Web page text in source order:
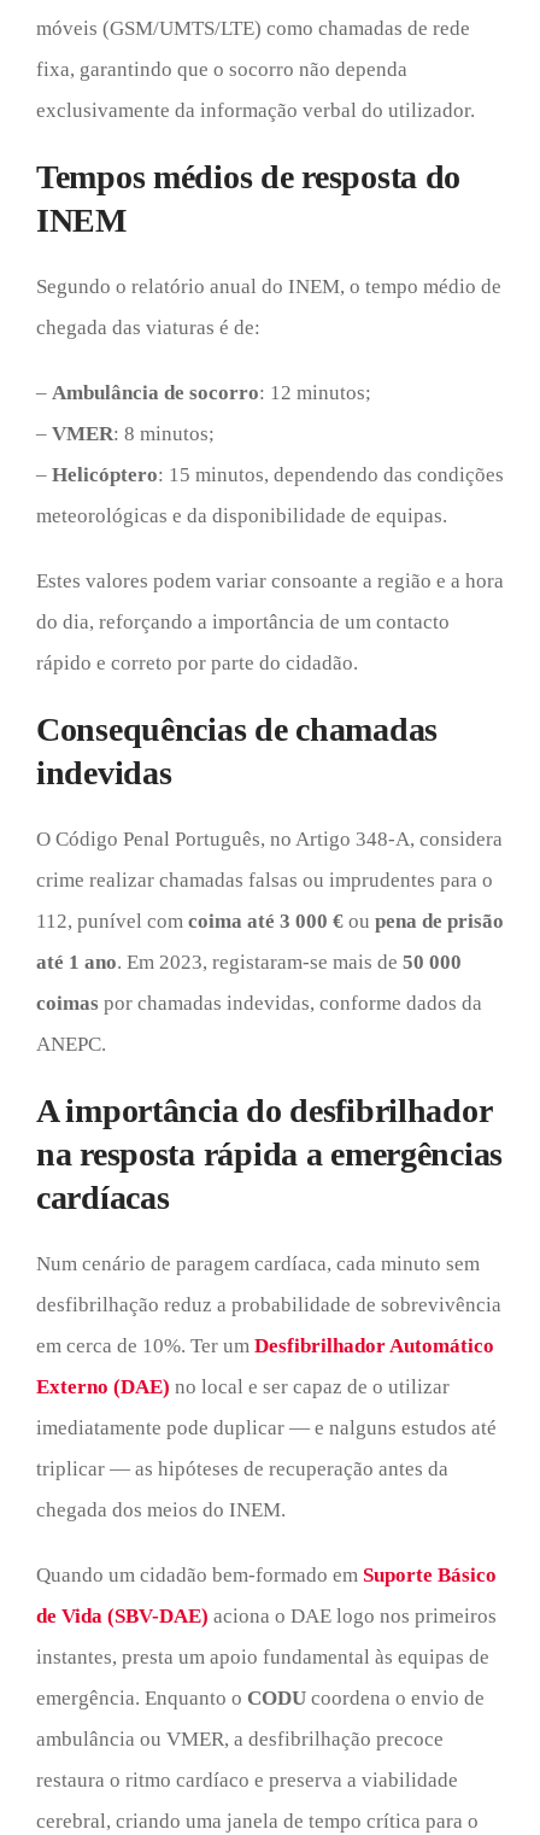
móveis (GSM/UMTS/LTE) como chamadas de rede
fixa, garantindo que o socorro não dependa
exclusivamente da informação verbal do utilizador.
Tempos médios de resposta do
INEM
Segundo o relatório anual do INEM, o tempo médio de
chegada das viaturas é de:
– Ambulância de socorro: 12 minutos;
– VMER: 8 minutos;
– Helicóptero: 15 minutos, dependendo das condições
meteorológicas e da disponibilidade de equipas.
Estes valores podem variar consoante a região e a hora
do dia, reforçando a importância de um contacto
rápido e correto por parte do cidadão.
Consequências de chamadas
indevidas
O Código Penal Português, no Artigo 348-A, considera
crime realizar chamadas falsas ou imprudentes para o
112, punível com coima até 3 000 € ou pena de prisão
até 1 ano. Em 2023, registaram-se mais de 50 000
coimas por chamadas indevidas, conforme dados da
ANEPC.
A importância do desfibrilhador
na resposta rápida a emergências
cardíacas
Num cenário de paragem cardíaca, cada minuto sem
desfibrilhação reduz a probabilidade de sobrevivência
em cerca de 10%. Ter um Desfibrilhador Automático
Externo (DAE) no local e ser capaz de o utilizar
imediatamente pode duplicar — e nalguns estudos até
triplicar — as hipóteses de recuperação antes da
chegada dos meios do INEM.
Quando um cidadão bem-formado em Suporte Básico
de Vida (SBV-DAE) aciona o DAE logo nos primeiros
instantes, presta um apoio fundamental às equipas de
emergência. Enquanto o CODU coordena o envio de
ambulância ou VMER, a desfibrilhação precoce
restaura o ritmo cardíaco e preserva a viabilidade
cerebral, criando uma janela de tempo crítica para o